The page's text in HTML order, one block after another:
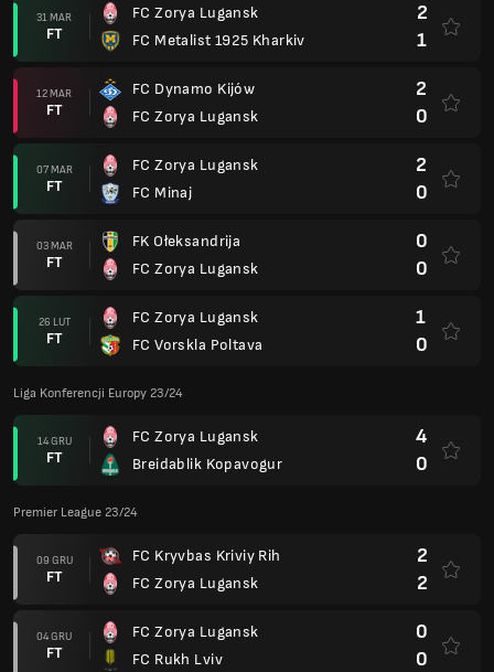
31 MAR
FT
FC Zorya Lugansk
FC Metalist 1925 Kharkiv
2
1
12 MAR
FT
FC Dynamo Kijów
FC Zorya Lugansk
2
0
07 MAR
FT
FC Zorya Lugansk
FC Minaj
2
0
03 MAR
FT
FK Ołeksandrija
FC Zorya Lugansk
0
0
26 LUT
FT
FC Zorya Lugansk
FC Vorskla Poltava
1
0
Liga Konferencji Europy 23/24
14 GRU
FT
FC Zorya Lugansk
Breidablik Kopavogur
4
0
Premier League 23/24
09 GRU
FT
FC Kryvbas Kriviy Rih
FC Zorya Lugansk
2
2
04 GRU
FT
FC Zorya Lugansk
FC Rukh Lviv
0
0